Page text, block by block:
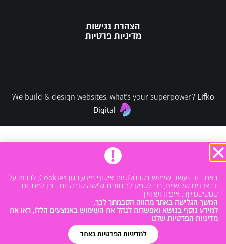
הצהרת נגישות
מדיניות פרטיות
We build & design websites. what's your superpower?
Lifko
Digital
SEO for AI crawlers and LLMs powered by
באתר זה נעשה שימוש בטכנולוגיות איסוף מידע כגון Cookies, לרבות על
ידי צדדים שלישיים, כדי לספק לך חוויית גלישה טובה יותר וכן למטרות
סטטיסטיקה, איפיון ושיווק.
המשך הגלישה באתר מהווה הסכמתך לכך.
למידע נוסף בנושא ואפשרות לנהל את השימוש באמצעים הללו, ראו את
מדיניות הפרטיות שלנו
למדיניות הפרטיות באתר